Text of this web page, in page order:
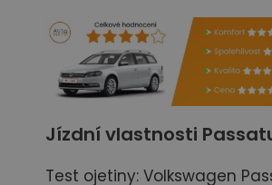
Jízdní vlastnosti
Test ojetiny: Volkswagen